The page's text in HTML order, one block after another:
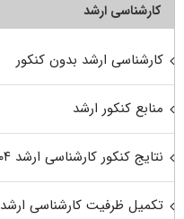
کارشناسی ارشد
کارشناسی ارشد بدون کنکور
منابع کنکور ارشد
نتایج کنکور کارشناسی ارشد ۱۴۰۴
تکمیل ظرفیت کارشناسی ارشد ۱۴۰۳